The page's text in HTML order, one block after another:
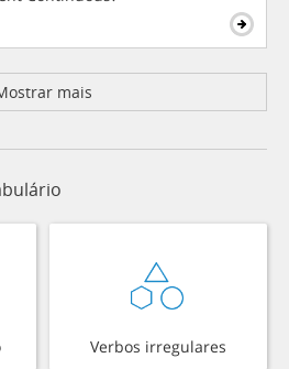
mais
Verbos irregulares